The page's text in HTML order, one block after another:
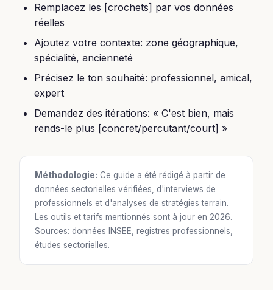
Remplacez les [crochets] par vos données
réelles
Ajoutez votre contexte: zone géographique,
spécialité, ancienneté
Précisez le ton souhaité: professionnel, amical,
expert
Demandez des itérations: « C'est bien, mais
rends-le plus [concret/percutant/court] »
Méthodologie: Ce guide a été rédigé à partir de
données sectorielles vérifiées, d'interviews de
professionnels et d'analyses de stratégies terrain.
Les outils et tarifs mentionnés sont à jour en 2026.
Sources: données INSEE, registres professionnels,
études sectorielles.